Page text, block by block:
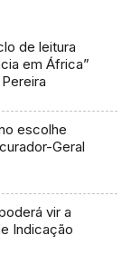
de leitura
em África”
escolhe
Geral
vir a
Indicação